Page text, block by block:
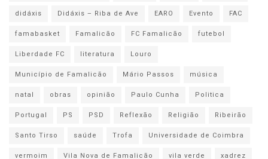
didáxis
Didáxis – Riba de Ave EARO Evento
FAC
famabasket
Famalicão FC Famalicão
futebol
Liberdade FC
literatura
Louro
Município de Famalicão
Mário Passos
música
natal
obras opinião Paulo Cunha
Politica
Portugal
PS PSD Reflexão Religião
Ribeirão
Santo Tirso
saúde Trofa
Universidade de Coimbra
vermoim
Vila Nova de Famalicão vila verde xadrez